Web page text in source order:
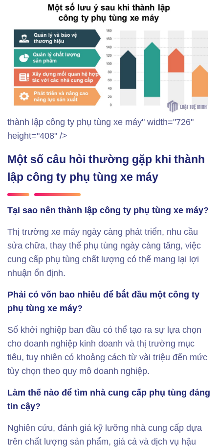
thành lập công ty phụ tùng xe máy" width="726"
height="408" />
Một số câu hỏi thường gặp khi thành
lập công ty phụ tùng xe máy
Tại sao nên thành lập công ty phụ tùng xe máy?
Thị trường xe máy ngày càng phát triển, nhu cầu
sửa chữa, thay thế phụ tùng ngày càng tăng, việc
cung cấp phụ tùng chất lượng có thể mang lại lợi
nhuận ổn định.
Phải có vốn bao nhiêu để bắt đầu một công ty
phụ tùng xe máy?
Số khởi nghiệp ban đầu có thể tạo ra sự lựa chọn
cho doanh nghiệp kinh doanh và thị trường mục
tiêu, tuy nhiên có khoảng cách từ vài triệu đến mức
tùy chọn theo quy mô doanh nghiệp.
Làm thế nào để tìm nhà cung cấp phụ tùng đáng
tin cậy?
Nghiên cứu, đánh giá kỹ lưỡng nhà cung cấp dựa
trên chất lượng sản phẩm, giá cả và dịch vụ hậu